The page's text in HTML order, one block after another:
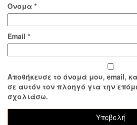
Όνομα *
Email *
Αποθήκευσε το όνομά μου, email,
σε αυτόν τον πλοηγό για την
σχολιάσω.